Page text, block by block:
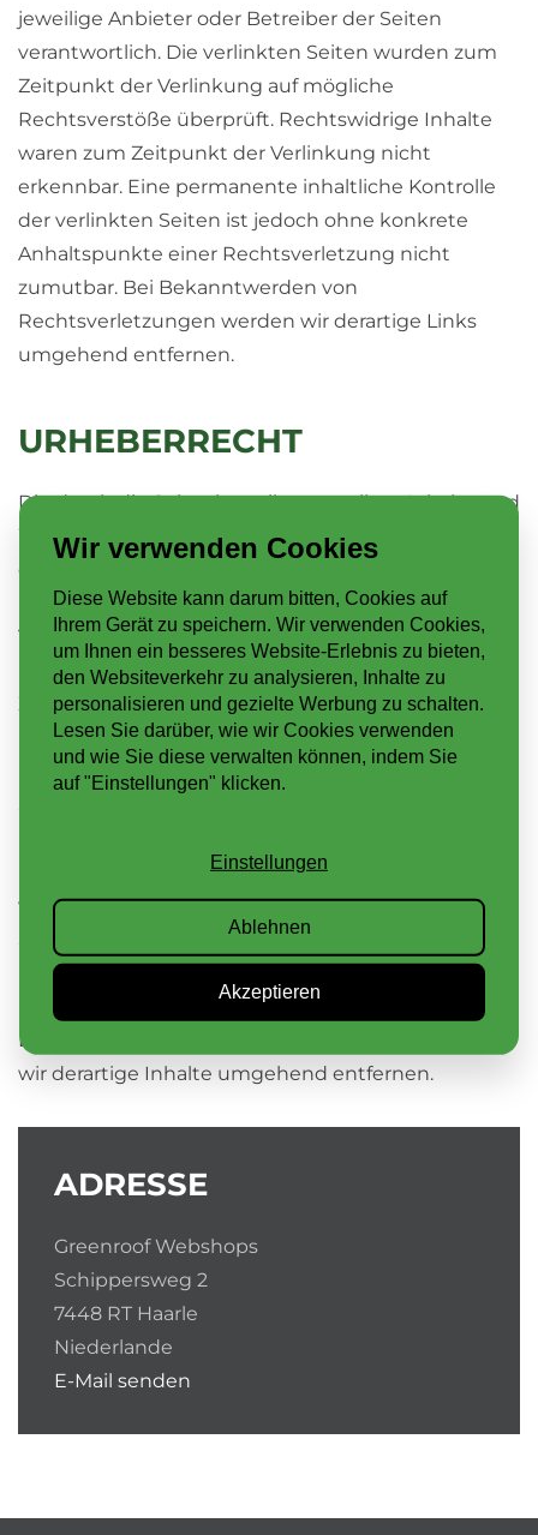
jeweilige Anbieter oder Betreiber der Seiten
verantwortlich. Die verlinkten Seiten wurden zum
Zeitpunkt der Verlinkung auf mögliche
Rechtsverstöße überprüft. Rechtswidrige Inhalte
waren zum Zeitpunkt der Verlinkung nicht
erkennbar. Eine permanente inhaltliche Kontrolle
der verlinkten Seiten ist jedoch ohne konkrete
Anhaltspunkte einer Rechtsverletzung nicht
zumutbar. Bei Bekanntwerden von
Rechtsverletzungen werden wir derartige Links
umgehend entfernen.
URHEBERRECHT
Die durch die Seitenbetreiber erstellten Inhalte und
Werke auf diesen Seiten unterliegen dem
deutschen Urheberrecht. Die Vervielfältigung,
Bearbeitung, Verbreitung und jede Art der
Verwertung außerhalb der Grenzen des
Urheberrechtes bedürfen der schriftlichen
Zustimmung des jeweiligen Autors bzw. Erstellers.
Downloads und Kopien dieser Seite sind nur für den
privaten, nicht kommerziellen Gebrauch gestattet.
Urheberrechte Dritter beachtet. Insbesondere
werden Inhalte Dritter als solche gekennzeichnet.
Sollten Sie trotzdem auf eine
Urheberrechtsverletzung aufmerksam werden,
bitten wir um einen entsprechenden Hinweis. Bei
Bekanntwerden von Rechtsverletzungen werden
wir derartige Inhalte umgehend entfernen.
ADRESSE
Greenroof Webshops
Schippersweg 2
7448 RT Haarle
Niederlande
E-Mail senden
Wir verwenden Cookies
Diese Website kann darum bitten, Cookies auf
Ihrem Gerät zu speichern. Wir verwenden Cookies,
um Ihnen ein besseres Website-Erlebnis zu bieten,
den Websiteverkehr zu analysieren, Inhalte zu
personalisieren und gezielte Werbung zu schalten.
Lesen Sie darüber, wie wir Cookies verwenden
und wie Sie diese verwalten können, indem Sie
auf "Einstellungen" klicken.
Einstellungen
Ablehnen
Akzeptieren